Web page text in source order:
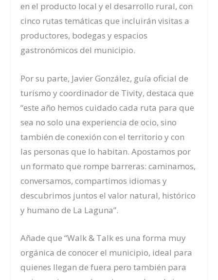
en el producto local y el desarrollo rural, con
cinco rutas temáticas que incluirán visitas a
productores, bodegas y espacios
gastronómicos del municipio.
Por su parte, Javier González, guía oficial de
turismo y coordinador de Tivity, destaca que
“este año hemos cuidado cada ruta para que
sea no solo una experiencia de ocio, sino
también de conexión con el territorio y con
las personas que lo habitan. Apostamos por
un formato que rompe barreras: caminamos,
conversamos, compartimos idiomas y
descubrimos juntos el valor natural, histórico
y humano de La Laguna”.
Añade que “Walk & Talk es una forma muy
orgánica de conocer el municipio, ideal para
quienes llegan de fuera pero también para